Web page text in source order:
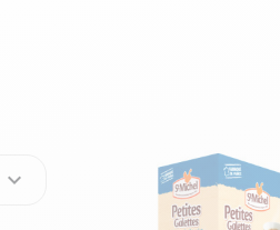
expand_more